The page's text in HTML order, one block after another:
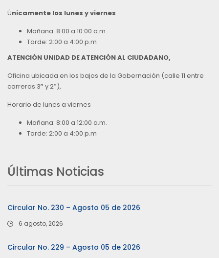
Únicamente los lunes y viernes
Mañana: 8:00 a 10:00 a.m.
Tarde: 2:00 a 4:00 p.m
ATENCIÓN UNIDAD DE ATENCIÓN AL CIUDADANO,
Oficina ubicada en los bajos de la Gobernación (calle 11 entre
carreras 3ª y 2ª),
Horario de lunes a viernes
Mañana: 8:00 a 12:00 a.m.
Tarde: 2:00 a 4:00 p.m
Últimas Noticias
Circular No. 230 – Agosto 05 de 2026
6 agosto, 2026
Circular No. 229 – Agosto 05 de 2026